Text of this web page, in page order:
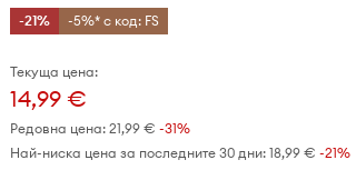
-21% -5%* с код: FS
Текуща цена:
14,99 €
Редовна цена: 21,99 € -31%
Най-ниска цена за последните 30 дни: 18,99 € -21%